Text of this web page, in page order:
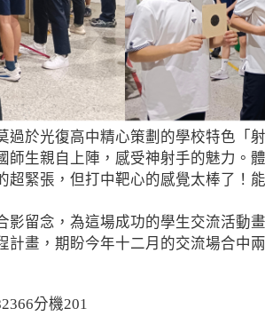
過於光復高中精心策劃的學校特色「
師生親自上陣，感受神射手的魅力。
超緊張，但打中靶心的感覺太棒了！
影留念，為這場成功的學生交流活動
畫，期盼今年十二月的交流場合中
分機201